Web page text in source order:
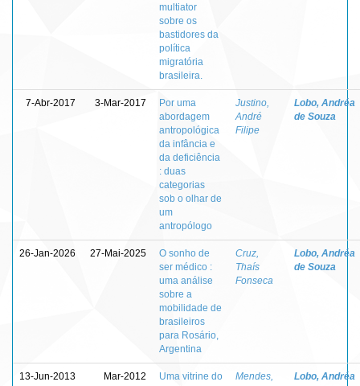
multiator
sobre os
bastidores da
política
migratória
brasileira.
7-Abr-2017 3-Mar-2017
Por uma
abordagem
antropológica
da infância e
da deficiência
: duas
categorias
sob o olhar de
um
antropólogo
Justino,
André
Filipe
Lobo, Andréa
de Souza
26-Jan-2026 27-Mai-2025
O sonho de
ser médico :
uma análise
sobre a
mobilidade de
brasileiros
para Rosário,
Argentina
Cruz,
Thaís
Fonseca
Lobo, Andréa
de Souza
13-Jun-2013 Mar-2012
Uma vitrine do
Mendes,
Lobo, Andréa